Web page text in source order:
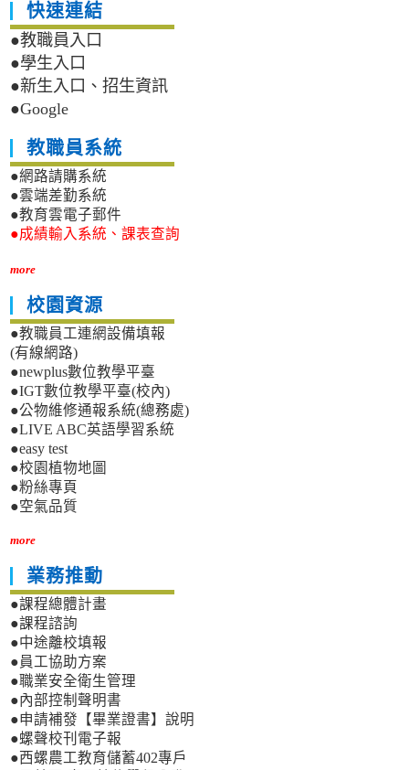
快速連結
●教職員入口
●學生入口
●新生入口、招生資訊
●Google
教職員系統
●網路請購系統
●雲端差勤系統
●教育雲電子郵件
●成績輸入系統、課表查詢
more
校園資源
●教職員工連網設備填報
(有線網路)
●newplus數位教學平臺
●IGT數位教學平臺(校內)
●公物維修通報系統(總務處)
●LIVE ABC英語學習系統
●easy test
●校園植物地圖
●粉絲專頁
●空氣品質
more
業務推動
●課程總體計畫
●課程諮詢
●中途離校填報
●員工協助方案
●職業安全衛生管理
●內部控制聲明書
●申請補發【畢業證書】說明
●螺聲校刊電子報
●西螺農工教育儲蓄402專戶